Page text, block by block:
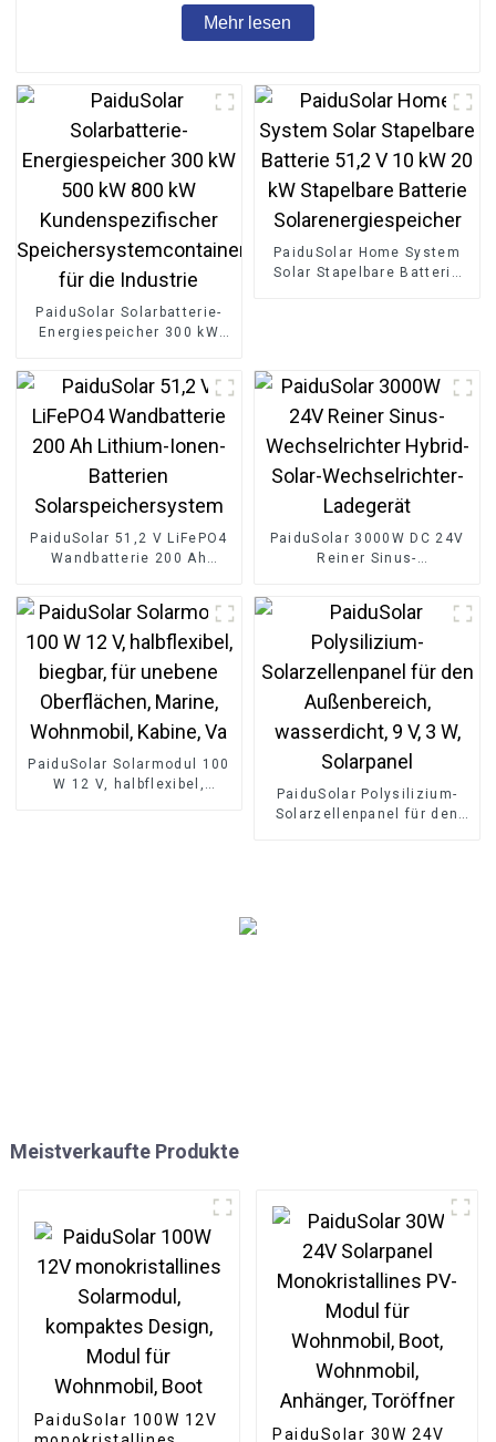
Mehr lesen
PaiduSolar Solarbatterie-
Energiespeicher 300 kW
Speichersystemcontainer
für die Industrie
PaiduSolar Home System
Solar Stapelbare Batterie
PaiduSolar 51,2 V LiFePO4
Wandbatterie 200 Ah
PaiduSolar 3000W DC 24V
Reiner Sinus-
Ladegerät
PaiduSolar Solarmodul 100
W 12 V, halbflexibel,
PaiduSolar Polysilizium-
Solarzellenpanel für den
Meistverkaufte Produkte
PaiduSolar 100W 12V
PaiduSolar 30W 24V